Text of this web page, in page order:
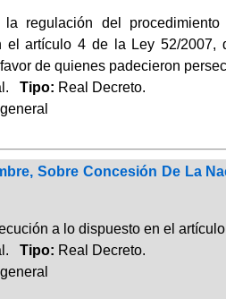
regulación del
el artículo 4 de la Ley 52/
de quienes padecieron
Tipo: Real Decreto.
Sobre Concesión De La
a lo dispuesto en el
Tipo: Real Decreto.